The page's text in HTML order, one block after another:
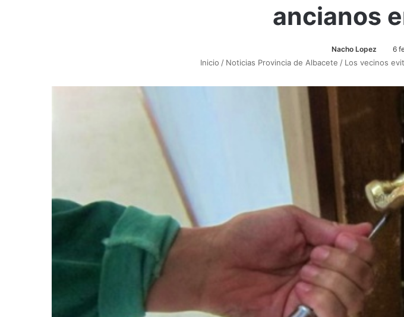
ancianos
Nacho Lopez 6
Inicio / Noticias Provincia de Albacete / Los vecinos